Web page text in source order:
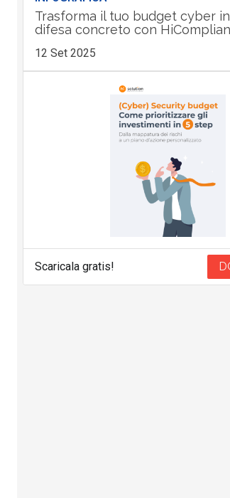
Trasforma il tuo budget cyber
difesa concreto con
12 Set 2025
Scaricala gratis!